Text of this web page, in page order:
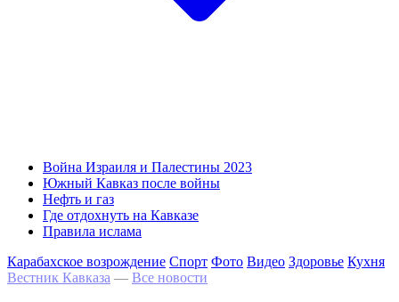
Война Израиля и Палестины 2023
Южный Кавказ после войны
Нефть и газ
Где отдохнуть на Кавказе
Правила ислама
Карабахское возрождение Спорт Фото Видео Здоровье Кухня
Вестник Кавказа — Все новости